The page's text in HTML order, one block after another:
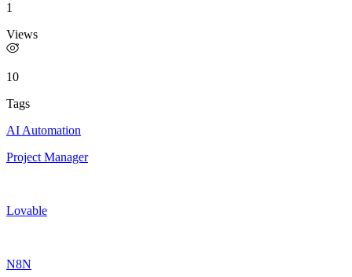
1
Views
10
Tags
AI Automation
Project Manager
Lovable
N8N